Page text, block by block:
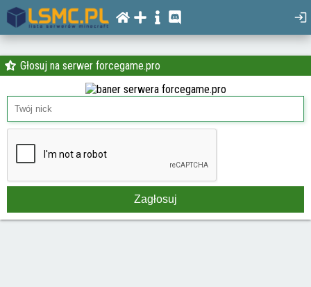
Głosuj na serwer forcegame.pro
Zagłosuj